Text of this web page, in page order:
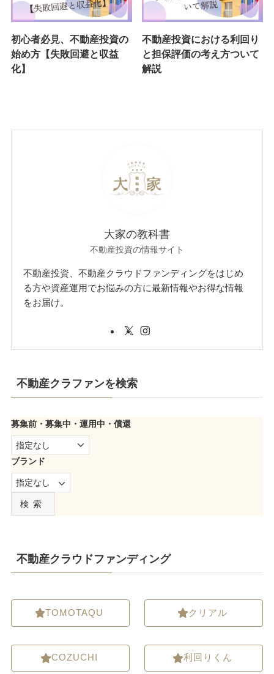
初心者必見、不動産投資の
始め方【失敗回避と収益
化】
不動産投資における利回り
と担保評価の考え方ついて
解説
大家の教科書
不動産投資の情報サイト
不動産投資、不動産クラウドファンディングをはじめ
る方や資産運用でお悩みの方に最新情報やお得な情報
をお届け。
不動産クラファンを検索
募集前・募集中・運用中・償還
ブランド
検索
不動産クラウドファンディング
TOMOTAQU
COZUCHI
クリアル
利回りくん